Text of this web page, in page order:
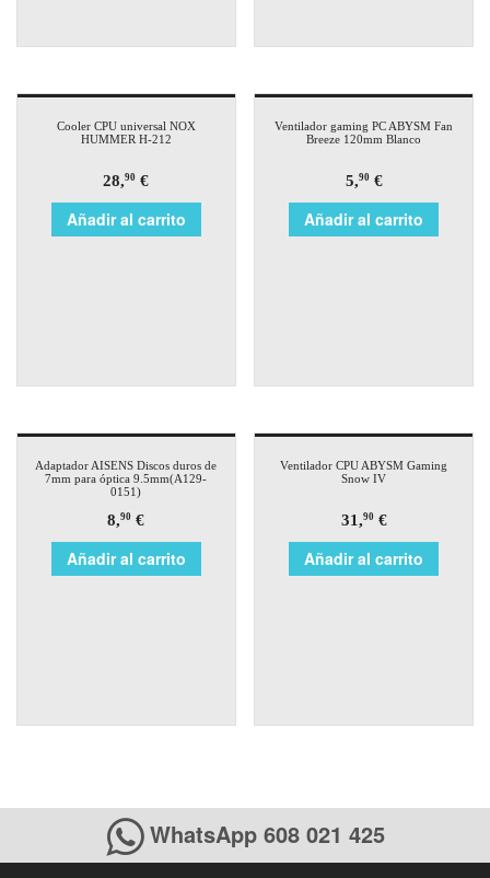
Cooler CPU universal NOX
HUMMER H-212
28,90 €
Añadir al carrito
Ventilador gaming PC ABYSM Fan
Breeze 120mm Blanco
5,90€
Añadir al carrito
Adaptador AISENS Discos duros de
7mm para óptica 9.5mm(A129-
0151)
8,90 €
Añadir al carrito
Ventilador CPU ABYSM Gaming
Snow IV
31,90€
Añadir al carrito
WhatsApp 608 021 425